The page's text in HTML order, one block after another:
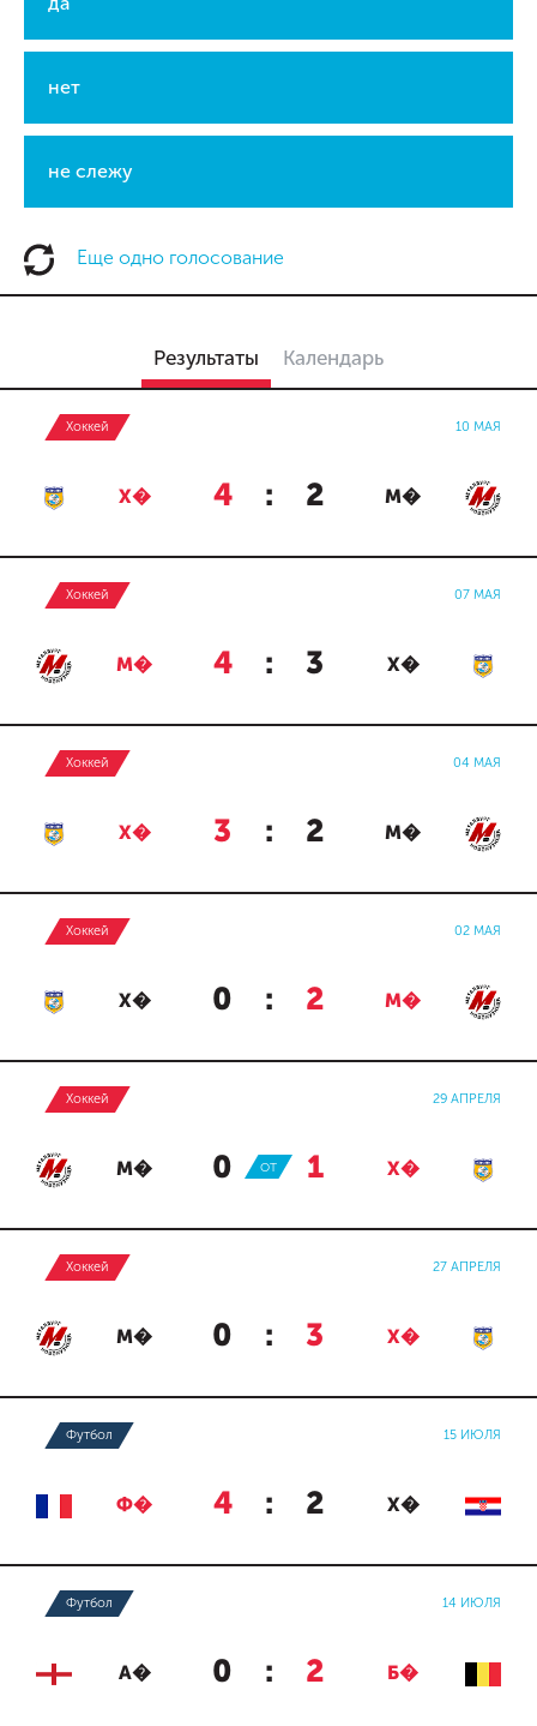
нет
не слежу
Еще одно голосование
Результаты Календарь
Хоккей 10 МАЯ
Х� 4 : 2 М�
Хоккей 07 МАЯ
М� 4 : 3 Х�
Хоккей 04 МАЯ
Х� 3 : 2 М�
Хоккей 02 МАЯ
Х� 0 : 2 М�
Хоккей 29 АПРЕЛЯ
М� 0 : 1 Х�
ОТ
Хоккей 27 АПРЕЛЯ
М� 0 : 3 Х�
Футбол 15 ИЮЛЯ
Ф� 4 : 2 Х�
Футбол 14 ИЮЛЯ
А� 0 : 2 Б�